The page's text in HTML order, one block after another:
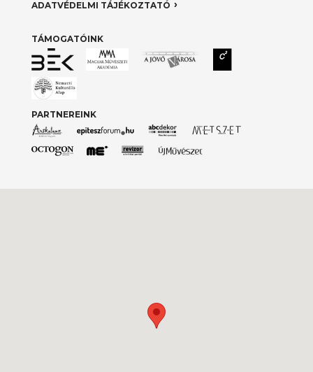
ADATVÉDELMI TÁJÉKOZTATÓ
TÁMOGATÓINK
PARTNEREINK